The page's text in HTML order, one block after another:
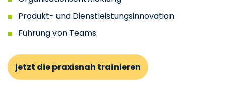
Produkt- und Dienstleistungsinnovation
Führung von Teams
jetzt die praxisnah trainieren